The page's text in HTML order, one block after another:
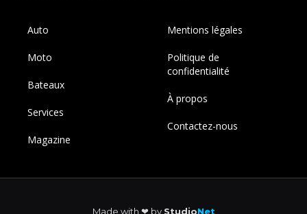
Auto
Moto
Bateaux
Services
Magazine
Mentions légales
Politique de
confidentialité
À propos
Contactez-nous
Made with ❤︎ by StudioNet